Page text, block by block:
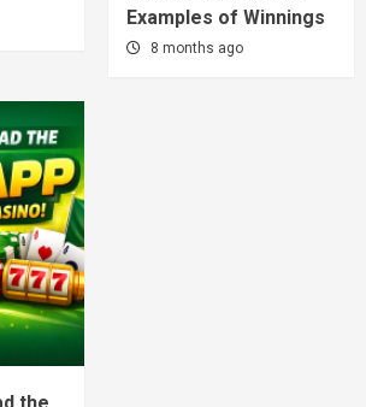
Examples of Winnings
8 months ago